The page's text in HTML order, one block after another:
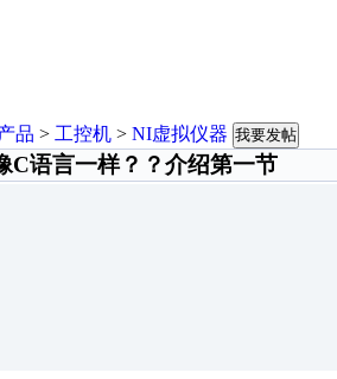
品 > 工控机 > NI虚拟仪器 我要发帖
语言一样？？介绍第一节